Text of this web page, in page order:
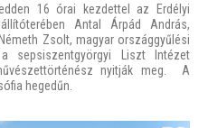
16 órai kezdettel az Erdélyi
Antal Árpád András,
Zsolt, magyar országgyűlési
sepsiszentgyörgyi Liszt Intézet
nyitják meg. A
hegedűn.